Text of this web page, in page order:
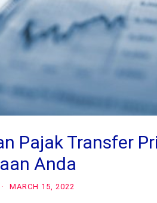
Pajak Transfer
Anda
· MARCH 15, 2022